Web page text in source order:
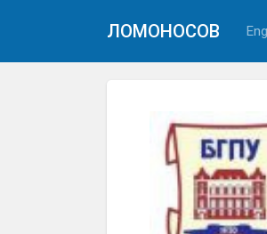
ЛОМОНОСОВ Eng